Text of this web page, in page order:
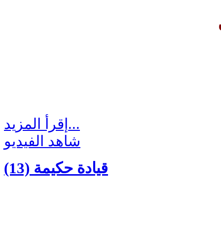
إقرأ المزيد...
شاهد الفيديو
(13) قيادة حكيمة